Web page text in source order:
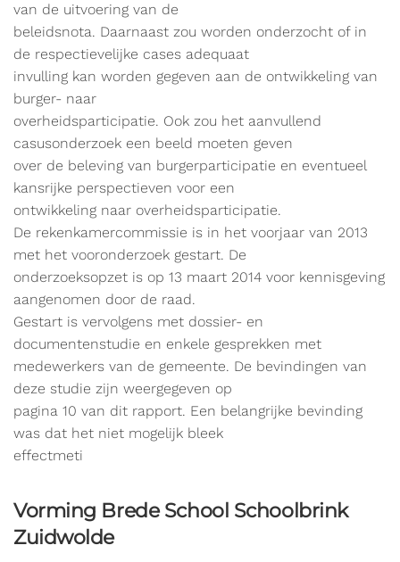
van de uitvoering van de
beleidsnota. Daarnaast zou worden onderzocht of in
de respectievelijke cases adequaat
invulling kan worden gegeven aan de ontwikkeling van
burger- naar
overheidsparticipatie. Ook zou het aanvullend
casusonderzoek een beeld moeten geven
over de beleving van burgerparticipatie en eventueel
kansrijke perspectieven voor een
ontwikkeling naar overheidsparticipatie.
De rekenkamercommissie is in het voorjaar van 2013
met het vooronderzoek gestart. De
onderzoeksopzet is op 13 maart 2014 voor kennisgeving
aangenomen door de raad.
Gestart is vervolgens met dossier- en
documentenstudie en enkele gesprekken met
medewerkers van de gemeente. De bevindingen van
deze studie zijn weergegeven op
pagina 10 van dit rapport. Een belangrijke bevinding
was dat het niet mogelijk bleek
effectmeti
Vorming Brede School Schoolbrink
Zuidwolde